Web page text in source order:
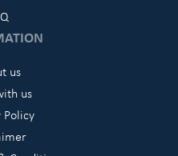
us
us
Policy